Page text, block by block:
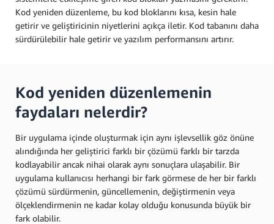
Kod yeniden düzenleme, bu kod bloklarını kısa, kesin hale
getirir ve geliştiricinin niyetlerini açıkça iletir. Kod tabanını daha
sürdürülebilir hale getirir ve yazılım performansını artırır.
Kod yeniden düzenlemenin
faydaları nelerdir?
Bir uygulama içinde oluşturmak için aynı işlevsellik göz önüne
alındığında her geliştirici farklı bir çözümü farklı bir tarzda
kodlayabilir ancak nihai olarak aynı sonuçlara ulaşabilir. Bir
uygulama kullanıcısı herhangi bir fark görmese de her bir farklı
çözümü sürdürmenin, güncellemenin, değiştirmenin veya
ölçeklendirmenin ne kadar kolay olduğu konusunda büyük bir
fark olabilir.